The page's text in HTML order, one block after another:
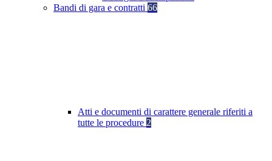
Bandi di gara e contratti 66
Atti e documenti di carattere generale riferiti a
tutte le procedure 2